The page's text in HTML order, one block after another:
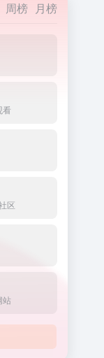
周榜 月榜
看
区
站